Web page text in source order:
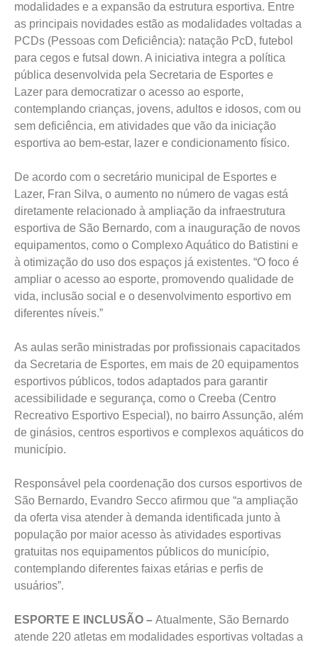
modalidades e a expansão da estrutura esportiva. Entre
as principais novidades estão as modalidades voltadas a
PCDs (Pessoas com Deficiência): natação PcD, futebol
para cegos e futsal down. A iniciativa integra a política
pública desenvolvida pela Secretaria de Esportes e
Lazer para democratizar o acesso ao esporte,
contemplando crianças, jovens, adultos e idosos, com ou
sem deficiência, em atividades que vão da iniciação
esportiva ao bem-estar, lazer e condicionamento físico.
De acordo com o secretário municipal de Esportes e
Lazer, Fran Silva, o aumento no número de vagas está
diretamente relacionado à ampliação da infraestrutura
esportiva de São Bernardo, com a inauguração de novos
equipamentos, como o Complexo Aquático do Batistini e
à otimização do uso dos espaços já existentes. “O foco é
ampliar o acesso ao esporte, promovendo qualidade de
vida, inclusão social e o desenvolvimento esportivo em
diferentes níveis.”
As aulas serão ministradas por profissionais capacitados
da Secretaria de Esportes, em mais de 20 equipamentos
esportivos públicos, todos adaptados para garantir
acessibilidade e segurança, como o Creeba (Centro
Recreativo Esportivo Especial), no bairro Assunção, além
de ginásios, centros esportivos e complexos aquáticos do
município.
Responsável pela coordenação dos cursos esportivos de
São Bernardo, Evandro Secco afirmou que “a ampliação
da oferta visa atender à demanda identificada junto à
população por maior acesso às atividades esportivas
gratuitas nos equipamentos públicos do município,
contemplando diferentes faixas etárias e perfis de
usuários”.
ESPORTE E INCLUSÃO – Atualmente, São Bernardo
atende 220 atletas em modalidades esportivas voltadas a